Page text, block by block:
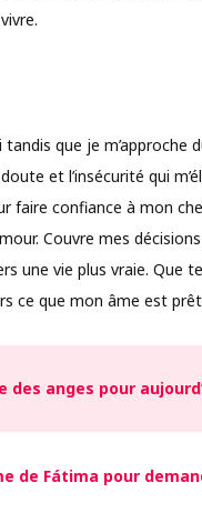
que je m’approche
et l’insécurité qui
faire confiance à mon
Couvre mes
une vie plus vraie. Que
ce que mon âme est
des anges pour
de Fátima pour